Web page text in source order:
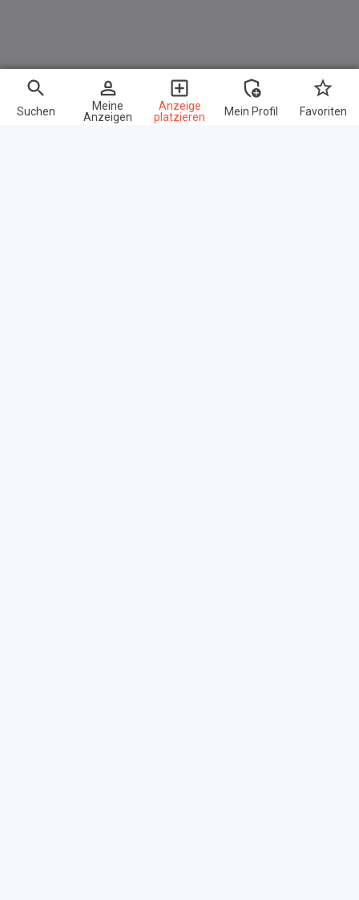
Suchen
Meine
Anzeigen
Anzeige
platzieren
Mein Profil Favoriten